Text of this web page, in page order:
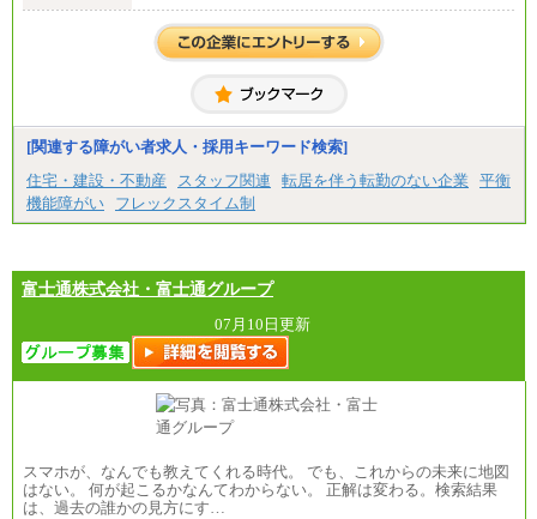
【正社員】
[全国社員]月給348,000円～
[地域社員]月給295,000円～
【契約社員】月給200,000円～
[関連する障がい者求人・採用キーワード検索]
住宅・建設・不動産
スタッフ関連 転居を伴う転勤のない企業
平衡
機能障がい
フレックスタイム制
富士通株式会社・富士通グループ
07月10日更新
スマホが、なんでも教えてくれる時代。 でも、これからの未来に地図
はない。 何が起こるかなんてわからない。 正解は変わる。検索結果
は、過去の誰かの見方にす…